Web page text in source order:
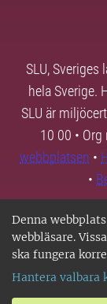
Denna
webbläsare.
ska fungera
Hantera valbara
SLU,
hela Sverige.
SLU är
10 00 •
webbplatsen •
•